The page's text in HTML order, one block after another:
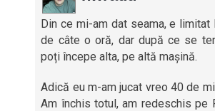
Din ce mi-am dat seama, e limitat
de câte o oră, dar după ce se
poți începe alta, pe altă mașină.
Adică eu m-am jucat vreo 40 de
Am închis totul, am redeschis pe